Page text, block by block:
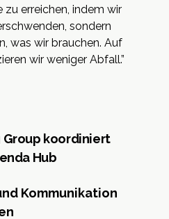
erreichen, indem wir
sondern
was wir brauchen. Auf
wir weniger Abfall.”
Group koordiniert
Hub
Kommunikation